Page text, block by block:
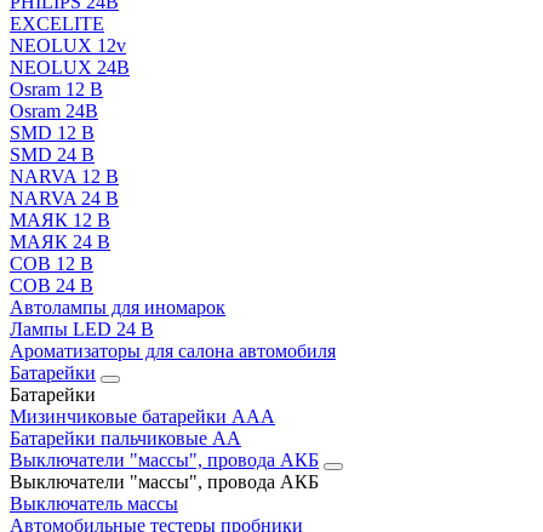
EXCELITE
NEOLUX 12v
NEOLUX 24В
Osram 12 В
Osram 24В
SMD 12 В
SMD 24 В
NARVA 12 В
NARVA 24 В
МАЯК 12 В
МАЯК 24 В
COB 12 В
COB 24 В
Автолампы для иномарок
Лампы LED 24 B
Ароматизаторы для салона автомобиля
Батарейки
Батарейки
Мизинчиковые батарейки AAA
Батарейки пальчиковые АА
Выключатели "массы", провода АКБ
Выключатели "массы", провода АКБ
Выключатель массы
Автомобильные тестеры пробники